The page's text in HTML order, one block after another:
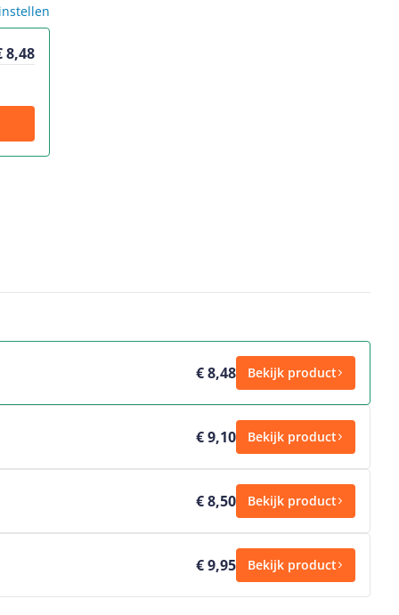
8,48
€ 8,48 Bekijk product
€ 9,10 Bekijk product
€ 8,50 Bekijk product
€ 9,95 Bekijk product